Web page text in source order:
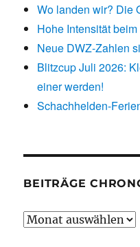
Wo landen wir? Die
Hohe Intensität
Neue DWZ-Zahlen
Blitzcup Juli 2026:
einer werden!
Schachhelden-
BEITRÄGE
Beiträge